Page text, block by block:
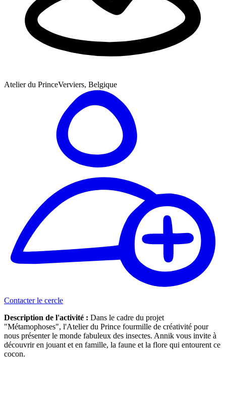
Atelier du PrinceVerviers, Belgique
Contacter le cercle
Description de l'activité : Dans le cadre du projet
"Métamophoses", l'Atelier du Prince fourmille de créativité pour
nous présenter le monde fabuleux des insectes. Annik vous invite à
découvrir en jouant et en famille, la faune et la flore qui entourent ce
cocon.